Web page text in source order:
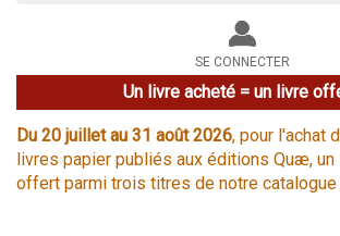
le
site
SE CONNECTER
Un livre acheté = un livre
Du 20 juillet au 31 août 2026, pour l'achat
livres papier publiés aux éditions Quæ,
offert parmi trois titres de notre catalogue